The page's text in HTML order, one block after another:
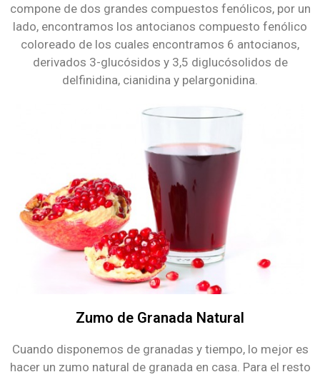
compone de dos grandes compuestos fenólicos, por un
lado, encontramos los antocianos compuesto fenólico
coloreado de los cuales encontramos 6 antocianos,
derivados 3-glucósidos y 3,5 diglucósolidos de
delfinidina, cianidina y pelargonidina.
Zumo de Granada Natural
Cuando disponemos de granadas y tiempo, lo mejor es
hacer un zumo natural de granada en casa. Para el resto